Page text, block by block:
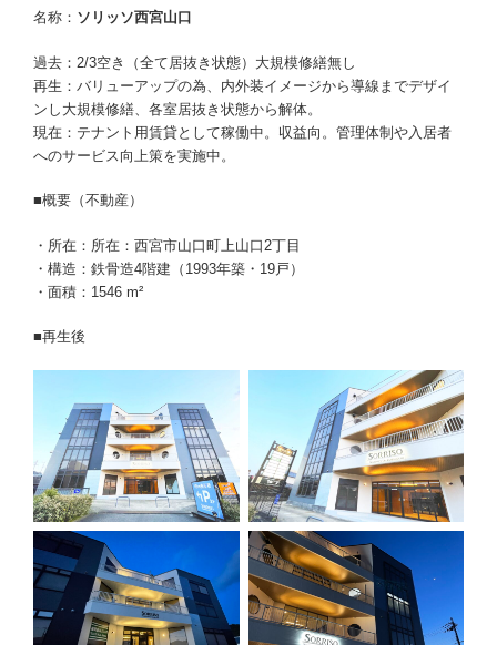
名称： ソリッソ西宮山口
過去：2/3空き（全て居抜き状態）大規模修繕無し
再生：バリューアップの為、内外装イメージから導線までデザイ
ンし大規模修繕、各室居抜き状態から解体。
現在：テナント用賃貸として稼働中。収益向。管理体制や入居者
へのサービス向上策を実施中。
■概要（不動産）
・所在：所在：西宮市山口町上山口2丁目
・構造：鉄骨造4階建（1993年築・19戸）
・面積：1546 m²
■再生後